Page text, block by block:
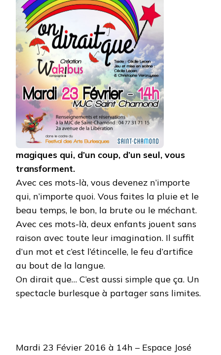
magiques qui, d’un coup, d’un seul, vous
transforment.
Avec ces mots-là, vous devenez n’importe
qui, n’importe quoi. Vous faites la pluie et le
beau temps, le bon, la brute ou le méchant.
Avec ces mots-là, deux enfants jouent sans
raison avec toute leur imagination. Il suffit
d’un mot et c’est l’étincelle, le feu d’artifice
au bout de la langue.
On dirait que… C’est aussi simple que ça. Un
spectacle burlesque à partager sans limites.
Mardi 23 Févier 2016 à 14h – Espace José